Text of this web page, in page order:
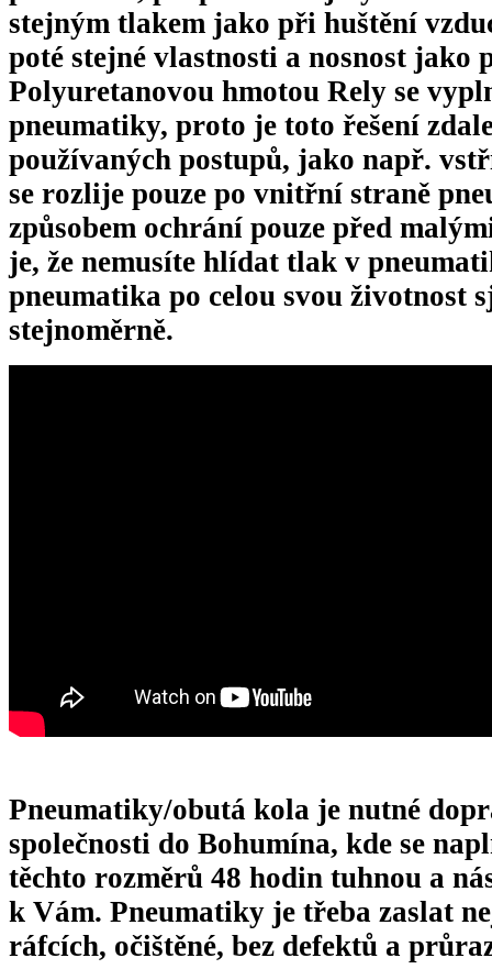
stejným tlakem jako při huštění
poté stejné vlastnosti a nosnost jako
Polyuretanovou hmotou Rely se
pneumatiky, proto je toto řešení
používaných postupů, jako např.
se rozlije pouze po vnitřní straně
způsobem ochrání pouze před
je, že nemusíte hlídat tlak v
pneumatika po celou svou životnost
stejnoměrně.
Pneumatiky/obutá kola je nutné
společnosti do Bohumína, kde se
těchto rozměrů 48 hodin tuhnou a
k Vám. Pneumatiky je třeba zaslat
ráfcích, očištěné, bez defektů a